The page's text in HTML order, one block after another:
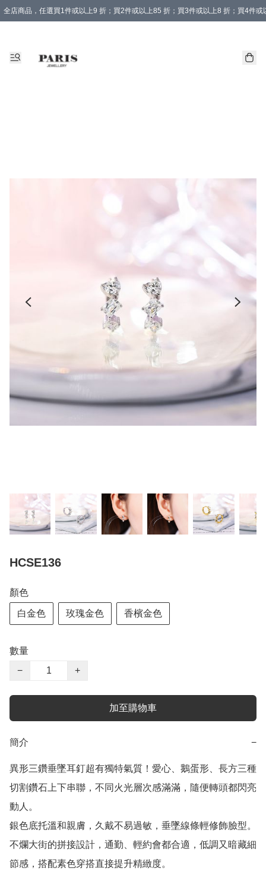
全店商品，任選買1件或以上9 折；買2件或以上85 折；買3件或以上8 折；買4件或
HCSE136
顏色
白金色 玫瑰金色 香檳金色
數量
−
+
加至購物車
簡介 −
異形三鑽垂墜耳釘超有獨特氣質！愛心、鵝蛋形、長方三種
切割鑽石上下串聯，不同火光層次感滿滿，隨便轉頭都閃亮
動人。
銀色底托溫和親膚，久戴不易過敏，垂墜線條輕修飾臉型。
不爛大街的拼接設計，通勤、輕約會都合適，低調又暗藏細
節感，搭配素色穿搭直接提升精緻度。